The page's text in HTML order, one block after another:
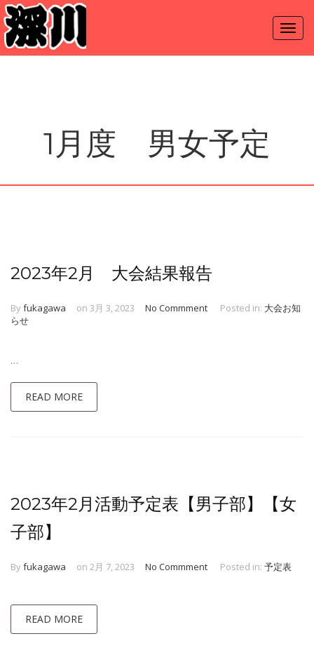
1月度 男女予定
2023年2月 大会結果報告
Byfukagawa on 3月 3, 2023 No Commment Posted in: 大会お知
らせ
…
READ MORE
2023年2月活動予定表【男子部】【女
子部】
Byfukagawa on 2月 7, 2023 No Commment Posted in: 予定表
READ MORE